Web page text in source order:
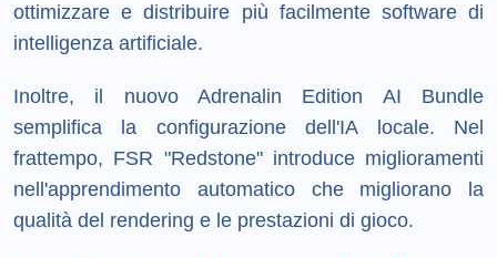
ottimizzare e distribuire più facilmente software di
intelligenza artificiale.
Inoltre, il nuovo Adrenalin Edition AI Bundle
semplifica la configurazione dell'IA locale. Nel
frattempo, FSR "Redstone" introduce miglioramenti
nell'apprendimento automatico che migliorano la
qualità del rendering e le prestazioni di gioco.